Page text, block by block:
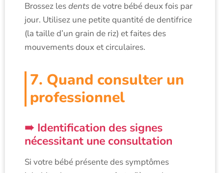
Brossez lesdentsde votre bébé deux fois par
jour. Utilisez une petite quantité de dentifrice
(la taille d’un grain de riz) et faites des
mouvements doux et circulaires.
7. Quand consulter un
professionnel
Identification des signes
nécessitant une consultation
Si votre bébé présente des symptômes